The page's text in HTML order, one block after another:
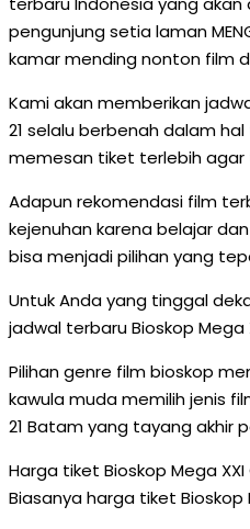
pengunjung setia laman
kamar mending nonton film
Kami akan memberikan
21 selalu berbenah dalam
memesan tiket terlebih agar
Adapun rekomendasi film
kejenuhan karena belajar
bisa menjadi pilihan yang
Untuk Anda yang tinggal
jadwal terbaru Bioskop
Pilihan genre film bioskop
kawula muda memilih jenis
21 Batam yang tayang akhir
Harga tiket Bioskop Mega
Biasanya harga tiket